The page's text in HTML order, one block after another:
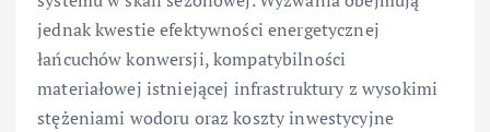
jednak kwestie efektywności energetycznej
łańcuchów konwersji, kompatybilności
materiałowej istniejącej infrastruktury z wysokimi
stężeniami wodoru oraz koszty inwestycyjne